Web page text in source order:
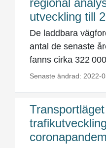
regional
utveckling till
De laddbara
antal de senaste
fanns cirka 322
Senaste ändrad: 2022-